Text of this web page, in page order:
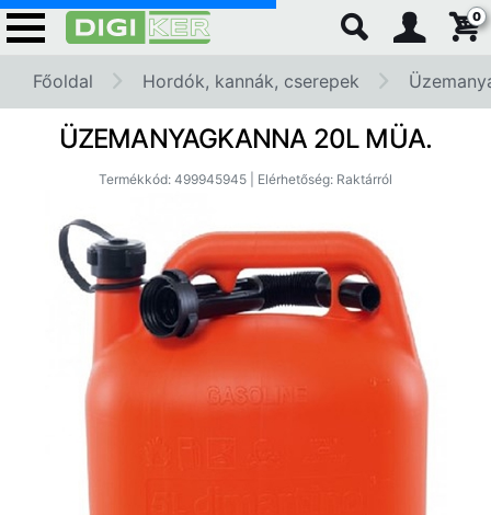
0
Főoldal Hordók, kannák, cserepek
ÜZEMANYAGKANNA 20L MÜA.
Termékkód: 499945945 | Elérhetőség: Raktárról